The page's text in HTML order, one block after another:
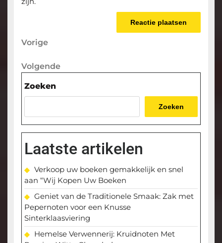
Berichtnavigatie
Vorige
Vorige
Volgende
Volgende
Zoeken
Zoeken
Laatste artikelen
Verkoop uw boeken gemakkelijk en snel
aan “Wij Kopen Uw Boeken
Geniet van de Traditionele Smaak: Zak met
Pepernoten voor een Knusse
Sinterklaasviering
Hemelse Verwennerij: Kruidnoten Met